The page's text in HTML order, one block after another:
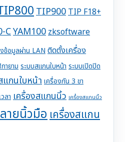
TIP900TIP F18+
CYAM100zksoftware
ข้อมูลผ่าน LAN ติดตั้งเครื่อง
ายาม ระบบสแกนใบหน้า ระบบเปิดปิด
แกนใบหน้า เครื่องกัน 3 ขา
ลา เครื่องสแกนนิ้ว เครื่องสแกนนิ้ว
ายนิ้วมือเครื่องสแกน